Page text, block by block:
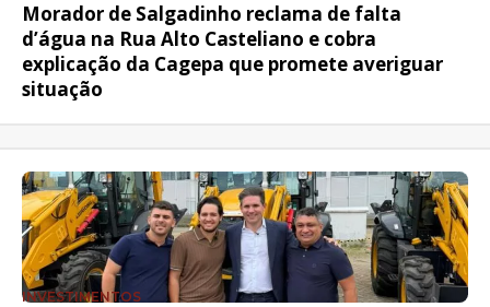
Morador de Salgadinho reclama de falta
d’água na Rua Alto Casteliano e cobra
explicação da Cagepa que promete averiguar
situação
INVESTIMENTOS